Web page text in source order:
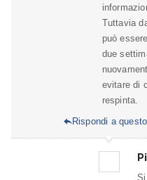
Tuttavia
può
due
evitare di
respinta.
Rispondi a